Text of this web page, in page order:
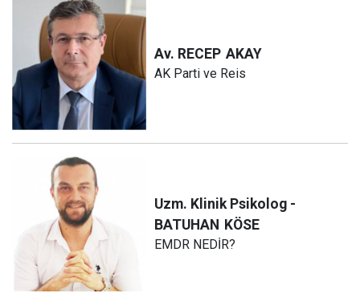
Av. RECEP AKAY
AK Parti ve Reis
Uzm. Klinik Psikolog -
BATUHAN KÖSE
EMDR NEDİR?